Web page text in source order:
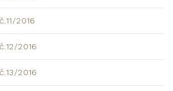
2016
2016
2016